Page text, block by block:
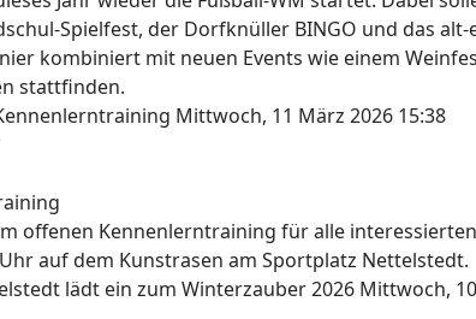
Spielfest, der Dorfknüller BINGO und das
kombiniert mit neuen Events wie einem
stattfinden.
Mittwoch, 11 März 2026 15:38
offenen Kennenlerntraining für alle
Uhr auf dem Kunstrasen am Sportplatz Nettelstedt.
lädt ein zum Winterzauber 2026 Mittwoch,